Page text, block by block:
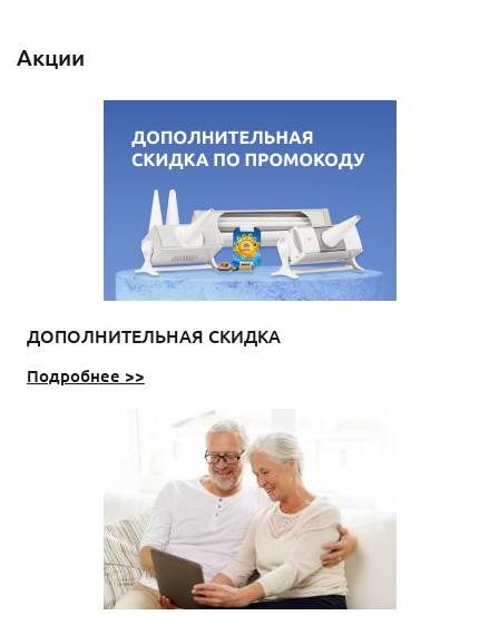
Акции
ДОПОЛНИТЕЛЬНАЯ СКИДКА
Подробнее >>